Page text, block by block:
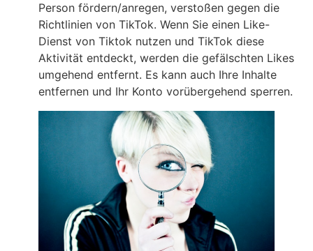
Person fördern/anregen, verstoßen gegen die
Richtlinien von TikTok. Wenn Sie einen Like-
Dienst von Tiktok nutzen und TikTok diese
Aktivität entdeckt, werden die gefälschten Likes
umgehend entfernt. Es kann auch Ihre Inhalte
entfernen und Ihr Konto vorübergehend sperren.